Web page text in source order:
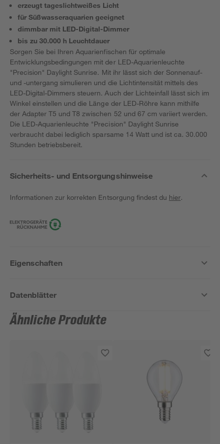
erzeugt tageslichtweißes Licht
für Süßwasseraquarien geeignet
dimmbar mit LED-Digital-Dimmer
bis zu 30.000 h Leuchtdauer
Sorgen Sie bei Ihren Aquarienfischen für optimale
Entwicklungsbedingungen mit der LED-Aquarienleuchte
"Precision" Daylight Sunrise. Mit ihr lässt sich der Sonnenauf-
und -untergang simulieren und die Lichtintensität mittels des
LED-Digital-Dimmers steuern. Auch der Lichteinfall lässt sich im
Winkel einstellen und die Länge der LED-Röhre kann mithilfe
der Adapter T5 und T8 zwischen 52 und 67 cm variiert werden.
Die LED-Aquarienleuchte "Precision" Daylight Sunrise
verbraucht dabei lediglich sparsame 14 Watt und ist ca. 30.000
Stunden betriebsbereit.
Sicherheits- und Entsorgungshinweise
Informationen zur korrekten Entsorgung findest du hier.
Eigenschaften
Datenblätter
Ähnliche Produkte